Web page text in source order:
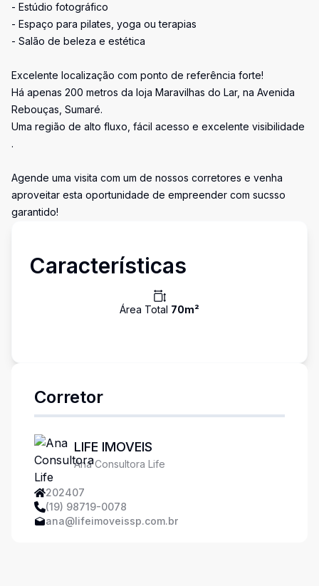
- Estúdio fotográfico
- Espaço para pilates, yoga ou terapias
- Salão de beleza e estética
Excelente localização com ponto de referência forte!
Há apenas 200 metros da loja Maravilhas do Lar, na Avenida
Rebouças, Sumaré.
Uma região de alto fluxo, fácil acesso e excelente visibilidade
.
Agende uma visita com um de nossos corretores e venha
aproveitar esta oportunidade de empreender com sucsso
garantido!
Características
Área Total 70m²
Corretor
LIFE IMOVEIS
Ana Consultora Life
202407
(19) 98719-0078
ana@lifeimoveissp.com.br